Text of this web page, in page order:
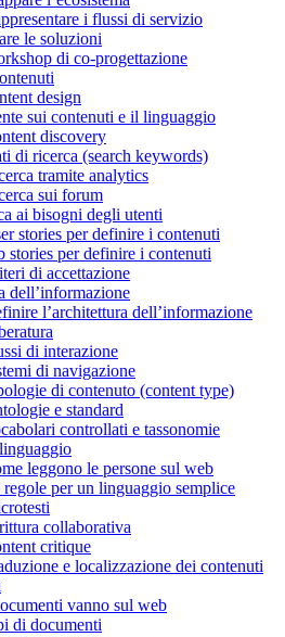
i flussi di servizio
le soluzioni
di co-progettazione
design
sui contenuti e il linguaggio
discovery
di ricerca (search keywords)
tramite analytics
sui forum
ai bisogni degli utenti
stories per definire i contenuti
stories per definire i contenuti
di accettazione
dell’informazione
l’architettura dell’informazione
di interazione
di navigazione
di contenuto (content type)
e standard
controllati e tassonomie
leggono le persone sul web
per un linguaggio semplice
collaborativa
critique
e localizzazione dei contenuti
vanno sul web
di documenti